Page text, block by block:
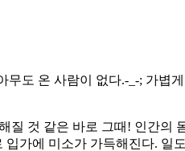
도 온 사람이 없다.-_-; 가볍
것 같은 바로 그때! 인간의
가에 미소가 가득해진다.